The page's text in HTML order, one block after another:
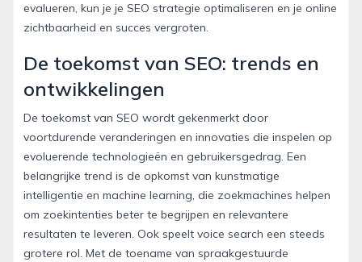
evalueren, kun je je SEO strategie optimaliseren en je online
zichtbaarheid en succes vergroten.
De toekomst van SEO: trends en
ontwikkelingen
De toekomst van SEO wordt gekenmerkt door
voortdurende veranderingen en innovaties die inspelen op
evoluerende technologieën en gebruikersgedrag. Een
belangrijke trend is de opkomst van kunstmatige
intelligentie en machine learning, die zoekmachines helpen
om zoekintenties beter te begrijpen en relevantere
resultaten te leveren. Ook speelt voice search een steeds
grotere rol. Met de toename van spraakgestuurde